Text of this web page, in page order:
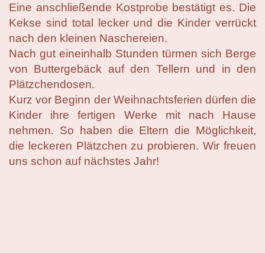
Eine anschließende Kostprobe bestätigt es. Die
Kekse sind total lecker und die Kinder verrückt
nach den kleinen Naschereien.
Nach gut eineinhalb Stunden türmen sich Berge
von Buttergebäck auf den Tellern und in den
Plätzchendosen.
Kurz vor Beginn der Weihnachtsferien dürfen die
Kinder ihre fertigen Werke mit nach Hause
nehmen. So haben die Eltern die Möglichkeit,
die leckeren Plätzchen zu probieren. Wir freuen
uns schon auf nächstes Jahr!